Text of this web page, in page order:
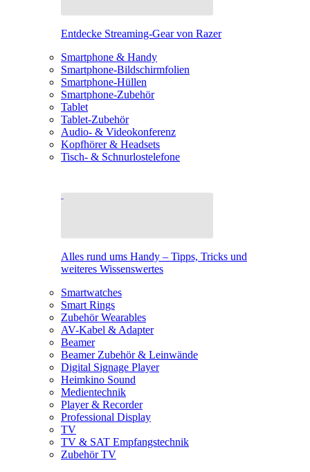
Entdecke Streaming-Gear von Razer
Smartphone & Handy
Smartphone-Bildschirmfolien
Smartphone-Hüllen
Smartphone-Zubehör
Tablet
Tablet-Zubehör
Audio- & Videokonferenz
Kopfhörer & Headsets
Tisch- & Schnurlostelefone
Alles rund ums Handy – Tipps, Tricks und
weiteres Wissenswertes
Smartwatches
Smart Rings
Zubehör Wearables
AV-Kabel & Adapter
Beamer
Beamer Zubehör & Leinwände
Digital Signage Player
Heimkino Sound
Medientechnik
Player & Recorder
Professional Display
TV
TV & SAT Empfangstechnik
Zubehör TV